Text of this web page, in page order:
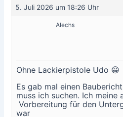
5. Juli 2026 um 18:26 Uhr
Alechs
Ohne Lackierpistole Udo 😀
Es gab mal einen
muss ich suchen. Ich meine
Vorbereitung für den
war